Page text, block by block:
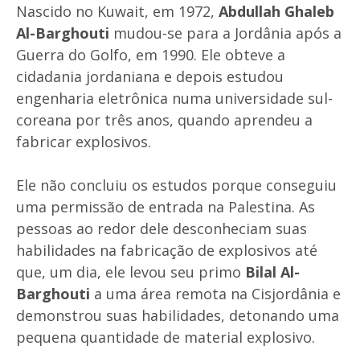
Nascido no Kuwait, em 1972, Abdullah Ghaleb
Al-Barghouti mudou-se para a Jordânia após a
Guerra do Golfo, em 1990. Ele obteve a
cidadania jordaniana e depois estudou
engenharia eletrônica numa universidade sul-
coreana por três anos, quando aprendeu a
fabricar explosivos.
Ele não concluiu os estudos porque conseguiu
uma permissão de entrada na Palestina. As
pessoas ao redor dele desconheciam suas
habilidades na fabricação de explosivos até
que, um dia, ele levou seu primo Bilal Al-
Barghouti a uma área remota na Cisjordânia e
demonstrou suas habilidades, detonando uma
pequena quantidade de material explosivo.